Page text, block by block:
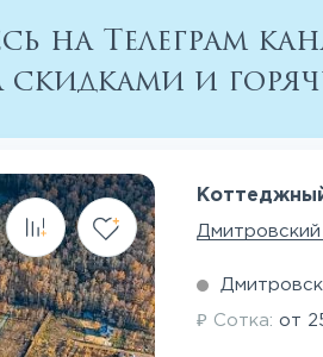
на Телеграм
скидками и
₽ Сотка:от